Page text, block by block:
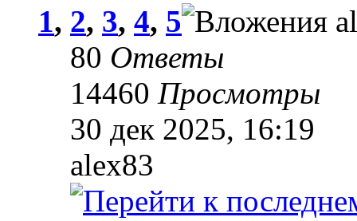
1, 2, 3, 4, 5
80 Ответы
14460 Просмотры
30 дек 2025, 16:19
alex83